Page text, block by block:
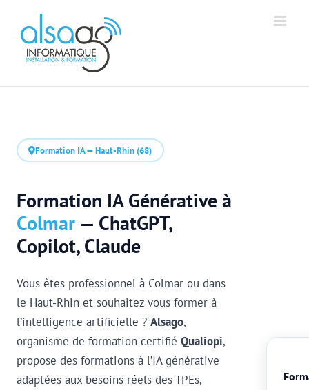
contenu
Formation IA — Haut-Rhin (68)
Formation IA Générative à
Colmar— ChatGPT,
Copilot, Claude
Vous êtes professionnel à Colmar ou dans
le Haut-Rhin et souhaitez vous former à
l’intelligence artificielle ? Alsago,
organisme de formation certifié Qualiopi,
propose des formations à l’IA générative
adaptées aux besoins réels des TPEs,